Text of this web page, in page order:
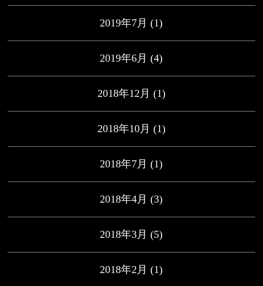
2019年7月 (1)
2019年6月 (4)
2018年12月 (1)
2018年10月 (1)
2018年7月 (1)
2018年4月 (3)
2018年3月 (5)
2018年2月 (1)